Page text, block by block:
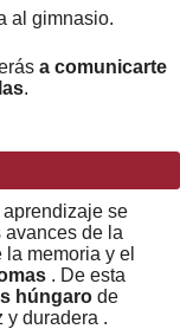
al gimnasio.
a comunicarte
.
aprendizaje se
avances de la
memoria y el
. De esta
húngaro de
y duradera .